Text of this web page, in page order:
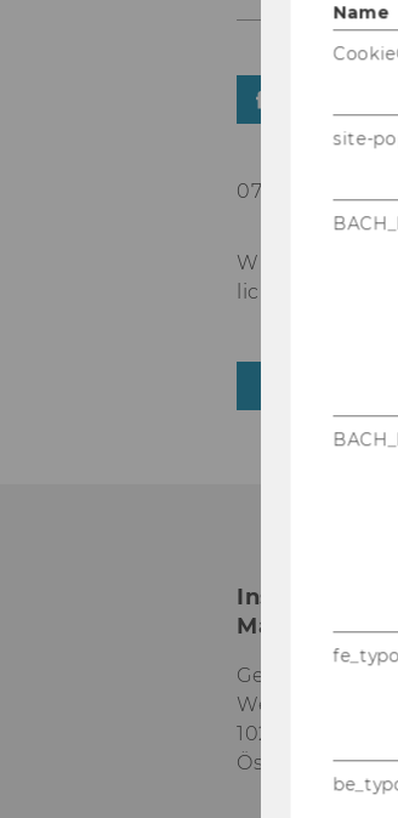
07. Oktober 2025
Wir be­grü­ßen
lich und
Institut für
Management
Gebäude D2,
1020
Österreich
Name
site-